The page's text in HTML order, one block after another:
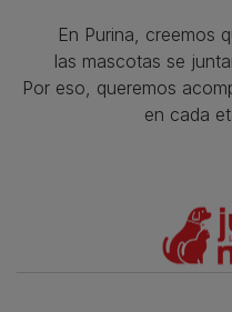
En Purina, creemos
las mascotas se
Por eso, queremos
en cada